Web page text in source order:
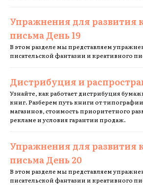
Упражнения для развития
письма День 19
В этом разделе мы представляем
писательской фантазии и креативного
Дистрибуция и
Узнайте, как работает дистрибуция
книг. Разберем путь книги от
магазинов, стоимость приоритетного
рекламе и условия гарантии продаж.
Упражнения для развития
письма День 20
В этом разделе мы представляем
писательской фантазии и креативного